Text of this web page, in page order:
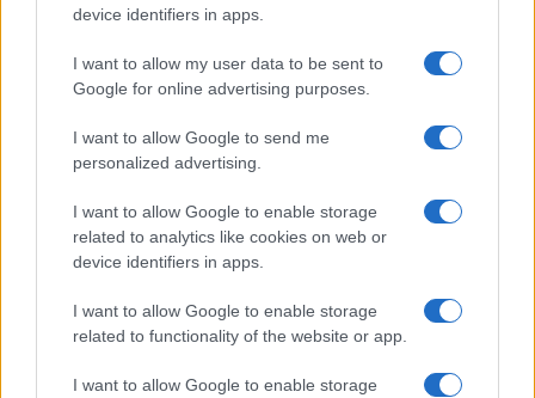
device identifiers in apps.
I want to allow my user data to be sent to
Google for online advertising purposes.
I want to allow Google to send me
personalized advertising.
I want to allow Google to enable storage
related to analytics like cookies on web or
device identifiers in apps.
I want to allow Google to enable storage
related to functionality of the website or app.
I want to allow Google to enable storage
Fiumicino, squalo attacca un pescatore: attimi di
terrore sul lungomare romano
nuovo decreto legge anti-Covid